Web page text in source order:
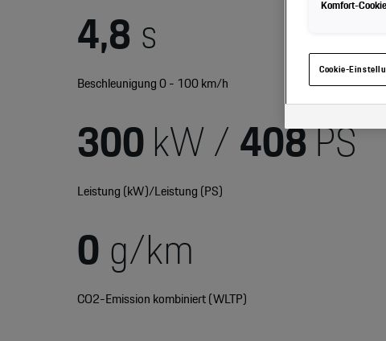
4,8 s
Beschleunigung 0 - 100 km/h
300kW /408PS
Leistung (kW)/Leistung (PS)
0g/km
CO2-Emission kombiniert (WLTP)
Hinweis zu
eingesehen
Komfort-
Cookie-